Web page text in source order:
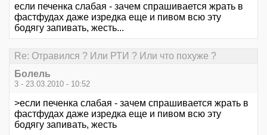
если печенка слабая - зачем спрашивается жрать в
фастфудах даже изредка еще и пивом всю эту
бодягу запивать, жесть...
Re: Отравился ? Или РТИ ? Или что похуже ?
Болель
3 - 23.03.2010 - 10:52
>если печенка слабая - зачем спрашивается жрать в
фастфудах даже изредка еще и пивом всю эту
бодягу запивать, жесть